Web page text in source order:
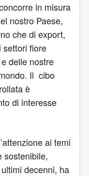
in misura
nostro Paese,
che di export,
settori fiore
delle nostre
Il cibo
è
di interesse
ai temi
sostenibile,
decenni, ha